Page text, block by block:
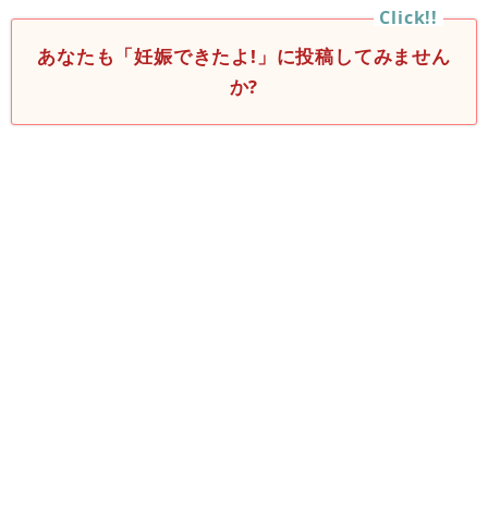
あなたも「妊娠できたよ!」に投稿してみません
か?